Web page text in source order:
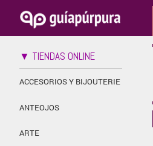
▼ TIENDAS ONLINE
ACCESORIOS Y BIJOUTERIE
ANTEOJOS
ARTE